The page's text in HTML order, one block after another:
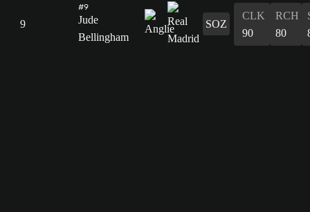
9
#9
Jude
Bellingham
SOZ
CLK
90
RCH
80